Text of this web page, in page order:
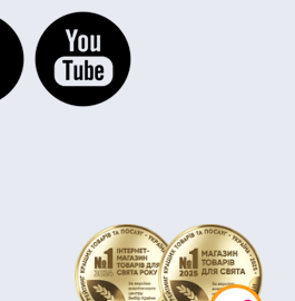
костюмы
шаров купить